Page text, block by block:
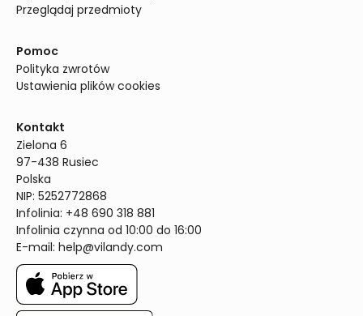
Przeglądaj przedmioty
Pomoc
Polityka zwrotów
Ustawienia plików cookies
Kontakt
Zielona 6
97-438 Rusiec
Polska
NIP: 5252772868
Infolinia: +48 690 318 881
Infolinia czynna od 10:00 do 16:00
E-mail: help@vilandy.com